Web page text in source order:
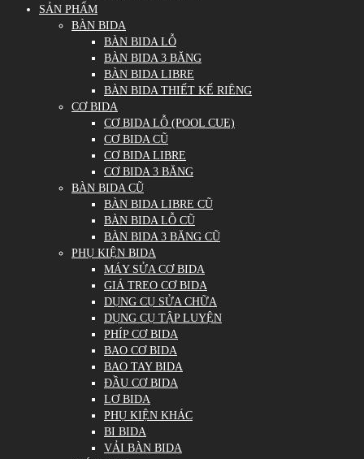
SẢN PHẨM
BÀN BIDA
BÀN BIDA LỖ
BÀN BIDA 3 BĂNG
BÀN BIDA LIBRE
BÀN BIDA THIẾT KẾ RIÊNG
CƠ BIDA
CƠ BIDA LỖ (POOL CUE)
CƠ BIDA CŨ
CƠ BIDA LIBRE
CƠ BIDA 3 BĂNG
BÀN BIDA CŨ
BÀN BIDA LIBRE CŨ
BÀN BIDA LỖ CŨ
BÀN BIDA 3 BĂNG CŨ
PHỤ KIỆN BIDA
MÁY SỬA CƠ BIDA
GIÁ TREO CƠ BIDA
DỤNG CỤ SỬA CHỮA
DỤNG CỤ TẬP LUYỆN
PHÍP CƠ BIDA
BAO CƠ BIDA
BAO TAY BIDA
ĐẦU CƠ BIDA
LƠ BIDA
PHỤ KIỆN KHÁC
BI BIDA
VẢI BÀN BIDA